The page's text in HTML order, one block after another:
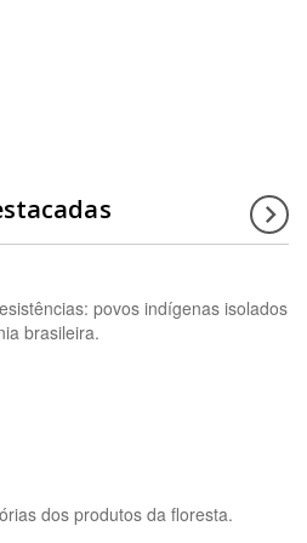
povos indígenas isolados
brasileira.
dos produtos da floresta.